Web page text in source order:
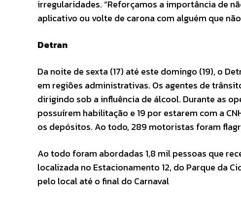
irregularidades. “Reforçamos a importância de
aplicativo ou volte de carona com alguém que
Detran
Da noite de sexta (17) até este domingo (19), o
em regiões administrativas. Os agentes de
dirigindo sob a influência de álcool. Durante as
possuírem habilitação e 19 por estarem com a
os depósitos. Ao todo, 289 motoristas foram
Ao todo foram abordadas 1,8 mil pessoas que
localizada no Estacionamento 12, do Parque da
pelo local até o final do Carnaval